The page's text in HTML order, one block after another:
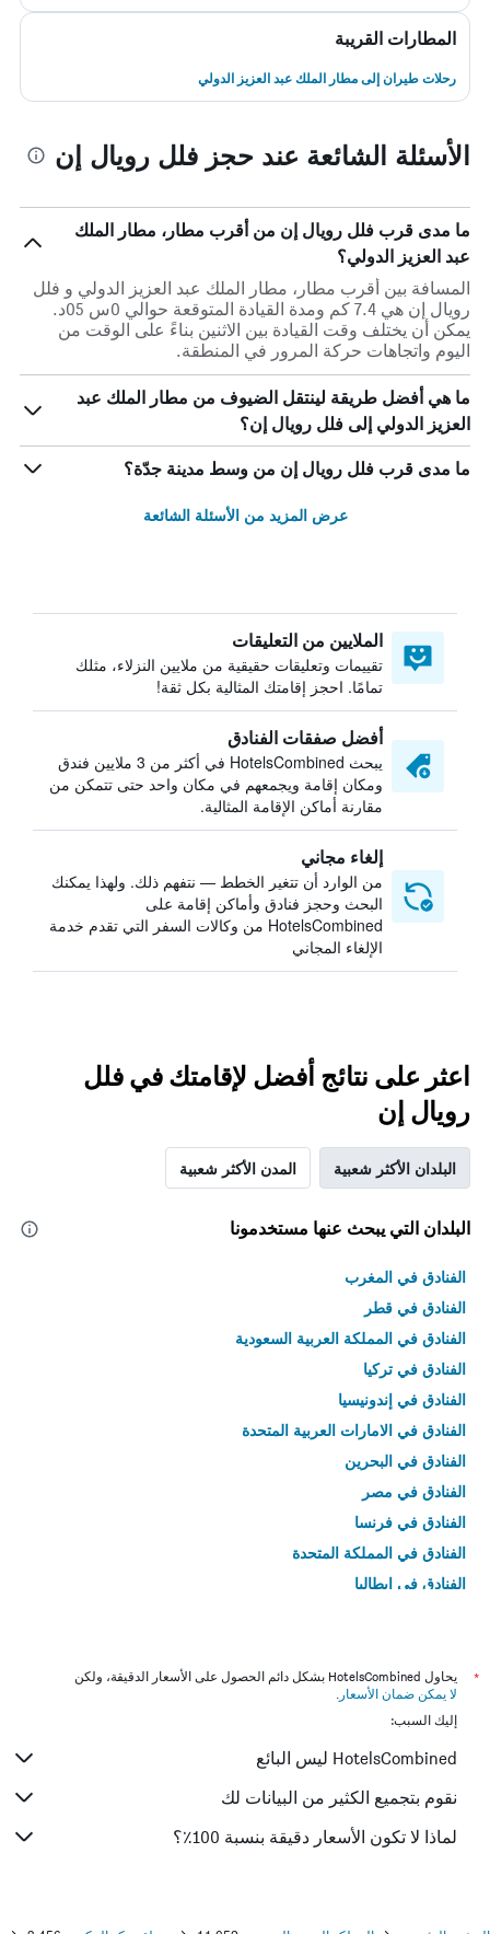
المطارات القريبة
رحلات طيران إلى مطار الملك عبد العزيز الدولي
الأسئلة الشائعة عند حجز فلل رويال إن
ما مدى قرب فلل رويال إن من أقرب مطار، مطار الملك
عبد العزيز الدولي؟
المسافة بين أقرب مطار، مطار الملك عبد العزيز الدولي و فلل
رويال إن هي 7.4 كم ومدة القيادة المتوقعة حوالي 0س 05د.
يمكن أن يختلف وقت القيادة بين الاثنين بناءً على الوقت من
اليوم واتجاهات حركة المرور في المنطقة.
ما هي أفضل طريقة لينتقل الضيوف من مطار الملك عبد
العزيز الدولي إلى فلل رويال إن؟
ما مدى قرب فلل رويال إن من وسط مدينة جدّة؟
عرض المزيد من الأسئلة الشائعة
الملايين من التعليقات
تقييمات وتعليقات حقيقية من ملايين النزلاء، مثلك
تمامًا. احجز إقامتك المثالية بكل ثقة!
أفضل صفقات الفنادق
يبحث HotelsCombined في أكثر من 3 ملايين فندق
ومكان إقامة ويجمعهم في مكان واحد حتى تتمكن من
مقارنة أماكن الإقامة المثالية.
إلغاء مجاني
من الوارد أن تتغير الخطط — نتفهم ذلك. ولهذا يمكنك
البحث وحجز فنادق وأماكن إقامة على
HotelsCombined من وكالات السفر التي تقدم خدمة
الإلغاء المجاني
اعثر على نتائج أفضل لإقامتك في فلل
رويال إن
البلدان الأكثر شعبية المدن الأكثر شعبية
البلدان التي يبحث عنها مستخدمونا
الفنادق في المغرب
الفنادق في قطر
الفنادق في المملكة العربية السعودية
الفنادق في تركيا
الفنادق في إندونيسيا
الفنادق في الامارات العربية المتحدة
الفنادق في البحرين
الفنادق في مصر
الفنادق في فرنسا
الفنادق في المملكة المتحدة
الفنادق في إيطاليا
*
يحاول HotelsCombined بشكل دائم الحصول على الأسعار الدقيقة، ولكن
لا يمكن ضمان الأسعار .
إليك السبب:
HotelsCombined ليس البائع
نقوم بتجميع الكثير من البيانات لك
لماذا لا تكون الأسعار دقيقة بنسبة 100٪؟